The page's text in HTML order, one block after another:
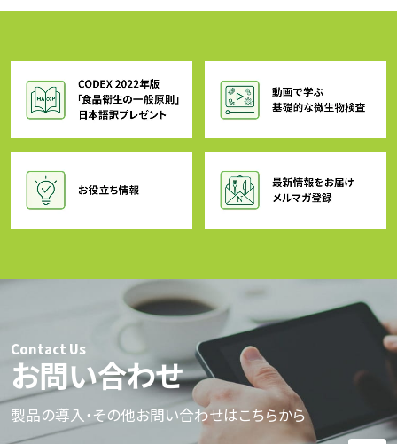
Contact Us
お問い合わせ
製品の導入・その他お問い合わせはこちらから